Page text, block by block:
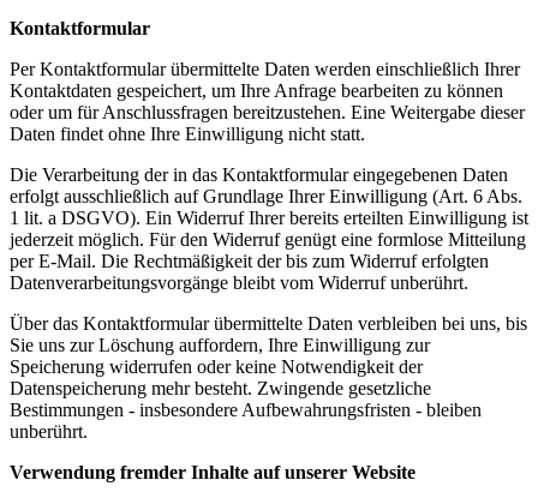
Kontaktformular
Per Kontaktformular übermittelte Daten werden einschließlich Ihrer
Kontaktdaten gespeichert, um Ihre Anfrage bearbeiten zu können
oder um für Anschlussfragen bereitzustehen. Eine Weitergabe dieser
Daten findet ohne Ihre Einwilligung nicht statt.
Die Verarbeitung der in das Kontaktformular eingegebenen Daten
erfolgt ausschließlich auf Grundlage Ihrer Einwilligung (Art. 6 Abs.
1 lit. a DSGVO). Ein Widerruf Ihrer bereits erteilten Einwilligung ist
jederzeit möglich. Für den Widerruf genügt eine formlose Mitteilung
per E-Mail. Die Rechtmäßigkeit der bis zum Widerruf erfolgten
Datenverarbeitungsvorgänge bleibt vom Widerruf unberührt.
Über das Kontaktformular übermittelte Daten verbleiben bei uns, bis
Sie uns zur Löschung auffordern, Ihre Einwilligung zur
Speicherung widerrufen oder keine Notwendigkeit der
Datenspeicherung mehr besteht. Zwingende gesetzliche
Bestimmungen - insbesondere Aufbewahrungsfristen - bleiben
unberührt.
Verwendung fremder Inhalte auf unserer Website